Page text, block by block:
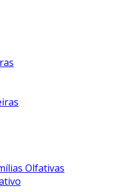
Olfativas